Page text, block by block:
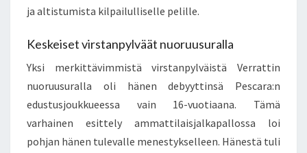
ja altistumista kilpailulliselle pelille.
Keskeiset virstanpylväät nuoruusuralla
Yksi merkittävimmistä virstanpylväistä Verrattin
nuoruusuralla oli hänen debyyttinsä Pescara:n
edustusjoukkueessa vain 16-vuotiaana. Tämä
varhainen esittely ammattilaisjalkapallossa loi
pohjan hänen tulevalle menestykselleen. Hänestä tuli